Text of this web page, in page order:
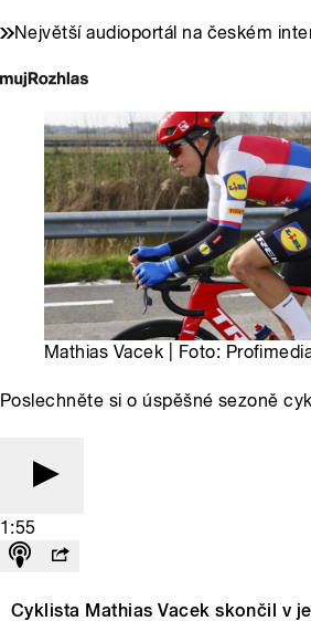
Největší audioportál na českém
Mathias Vacek | Foto:
Poslechněte si o úspěšné sezoně
1:55
Cyklista Mathias Vacek skončil v